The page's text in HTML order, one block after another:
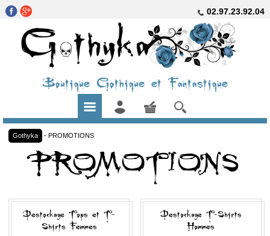
02.97.23.92.04
Boutique Gothique et Fantastique
Gothyka - PROMOTIONS
PROMOTIONS
Destockage Tops et T-
Shirts Femmes
Destockage T-Shirts
Hommes